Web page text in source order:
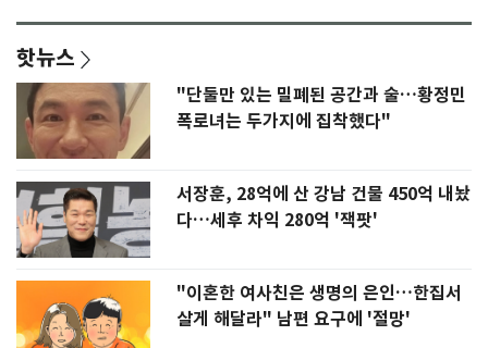
핫뉴스
"단둘만 있는 밀폐된 공간과 술…황정민
폭로녀는 두가지에 집착했다"
서장훈, 28억에 산 강남 건물 450억 내놨
다…세후 차익 280억 '잭팟'
"이혼한 여사친은 생명의 은인…한집서
살게 해달라" 남편 요구에 '절망'